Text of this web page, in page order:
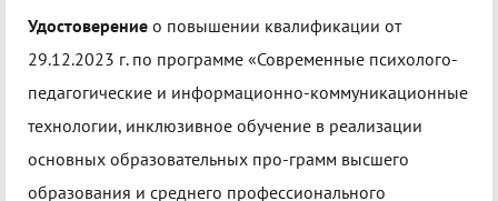
Удостоверение о повышении квалификации от
29.12.2023 г. по программе «Современные психолого-
педагогические и информационно-коммуникационные
технологии, инклюзивное обучение в реализации
основных образовательных про-грамм высшего
образования и среднего профессионального